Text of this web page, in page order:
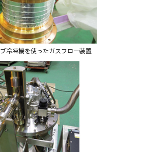
冷凍機を使ったガスフロー装置